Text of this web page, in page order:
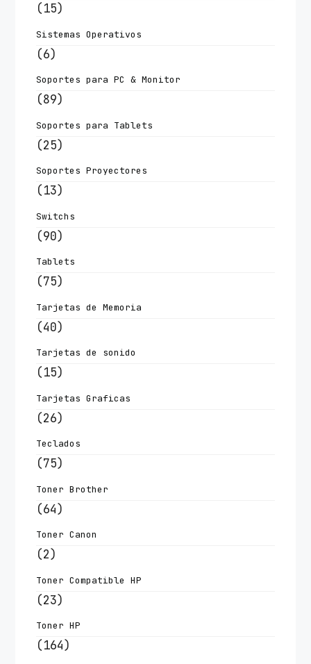
(15)
Sistemas Operativos
(6)
Soportes para PC & Monitor
(89)
Soportes para Tablets
(25)
Soportes Proyectores
(13)
Switchs
(90)
Tablets
(75)
Tarjetas de Memoria
(40)
Tarjetas de sonido
(15)
Tarjetas Graficas
(26)
Teclados
(75)
Toner Brother
(64)
Toner Canon
(2)
Toner Compatible HP
(23)
Toner HP
(164)